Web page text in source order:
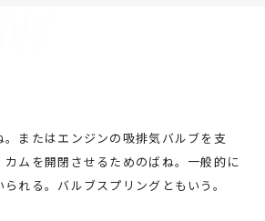
またはエンジンの吸排気バルブを支
ムを開閉させるためのばね。一般的に
れる。バルブスプリングともいう。